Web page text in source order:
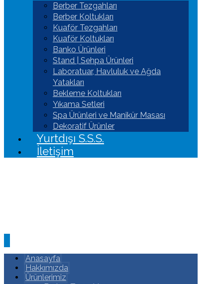
Berber Tezgahları
Berber Koltukları
Kuaför Tezgahları
Kuaför Koltukları
Banko Ürünleri
Stand | Sehpa Ürünleri
Laboratuar, Havluluk ve Ağda
Yatakları
Bekleme Koltukları
Yıkama Setleri
Spa Ürünleri ve Manikür Masası
Dekoratif Ürünler
Yurtdışı S.S.S.
İletişim
Anasayfa
Hakkımızda
Ürünlerimiz